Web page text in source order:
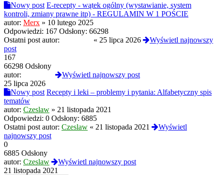
Nowy post E-recepty - wątek ogólny (wystawianie, system
kontroli, zmiany prawne itp) - REGULAMIN W 1 POŚCIE
autor: Merx » 10 lutego 2025
Odpowiedzi: 167 Odsłony: 66298
Ostatni post autor:
« 25 lipca 2026
Wyświetl najnowszy
post
167
66298 Odsłony
autor:
Wyświetl najnowszy post
25 lipca 2026
Nowy post Recepty i leki – problemy i pytania: Alfabetyczny spis
tematów
autor: Czeslaw » 21 listopada 2021
Odpowiedzi: 0 Odsłony: 6885
Ostatni post autor: Czeslaw « 21 listopada 2021
Wyświetl
najnowszy post
0
6885 Odsłony
autor: Czeslaw
Wyświetl najnowszy post
21 listopada 2021